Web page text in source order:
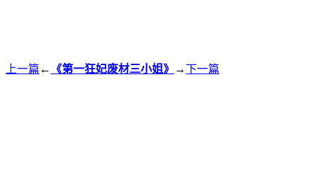
上一篇 ← 《第一狂妃废材三小姐》 →下一篇